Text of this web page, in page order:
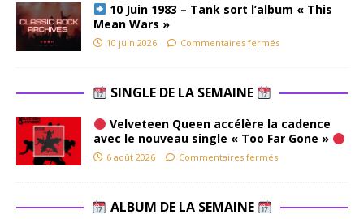
10 Juin 1983 – Tank sort l’album « This
Mean Wars »
10 juin 2026 Commentaires fermés
SINGLE DE LA SEMAINE
Velveteen Queen accélère la cadence
avec le nouveau single « Too Far Gone »
6 août 2026 Commentaires fermés
ALBUM DE LA SEMAINE